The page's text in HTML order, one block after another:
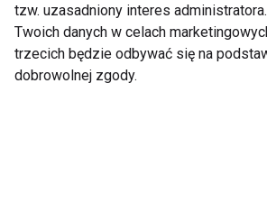
Badanie
stomatologiczne
tzw. uzasadniony interes
Twoich danych w celach
trzecich będzie odbywać się na
dobrowolnej zgody.